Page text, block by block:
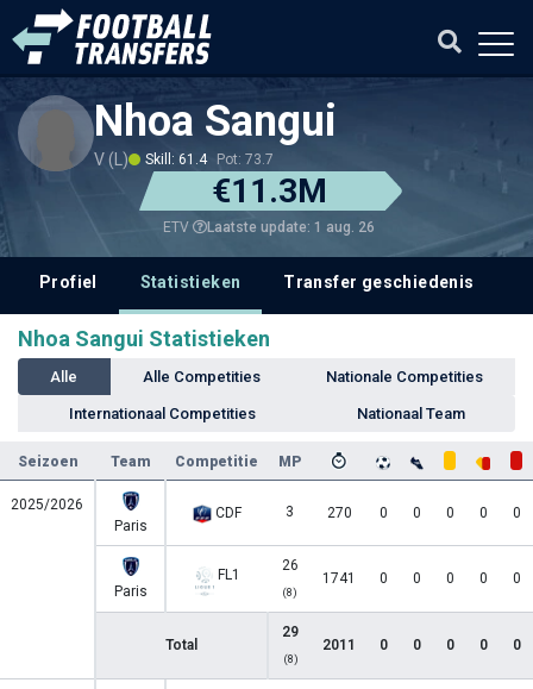
Nhoa Sangui
V (L) Skill: 61.4 Pot: 73.7
€11.3M
ETV Laatste update: 1 aug. 26
Profiel Statistieken Transfer geschiedenis
Nhoa Sangui Statistieken
Alle Alle Competities Nationale Competities
Internationaal Competities Nationaal Team
Seizoen Team Competitie MP
2025/2026
Paris
CDF 3 270 0 0 0 0 0
Paris
FL1
26
(8)
1741 0 0 0 0 0
Total
29
(8)
2011 0 0 0 0 0